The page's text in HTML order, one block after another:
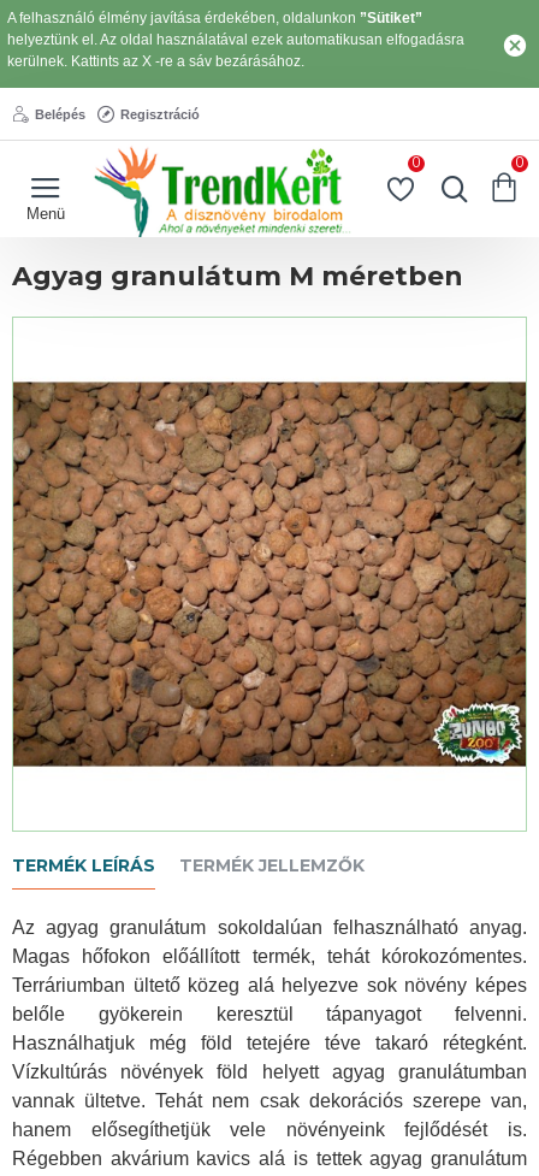
A felhasználó élmény javítása érdekében, oldalunkon ”Sütiket”
helyeztünk el. Az oldal használatával ezek automatikusan elfogadásra
kerülnek. Kattints az X -re a sáv bezárásához.
Belépés Regisztráció
0 0
Agyag granulátum M méretben
TERMÉK LEÍRÁS TERMÉK JELLEMZŐK
Az agyag granulátum sokoldalúan felhasználható anyag.
Magas hőfokon előállított termék, tehát kórokozómentes.
Terráriumban ültető közeg alá helyezve sok növény képes
belőle gyökerein keresztül tápanyagot felvenni.
Használhatjuk még föld tetejére téve takaró rétegként.
Vízkultúrás növények föld helyett agyag granulátumban
vannak ültetve. Tehát nem csak dekorációs szerepe van,
hanem elősegíthetjük vele növényeink fejlődését is.
Régebben akvárium kavics alá is tettek agyag granulátum